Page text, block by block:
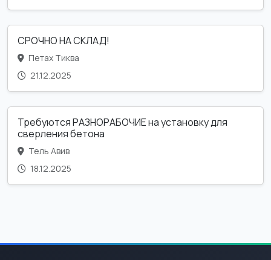
СРОЧНО НА СКЛАД!
Петах Тиква
21.12.2025
Требуются РАЗНОРАБОЧИЕ на установку для
сверления бетона
Тель Авив
18.12.2025